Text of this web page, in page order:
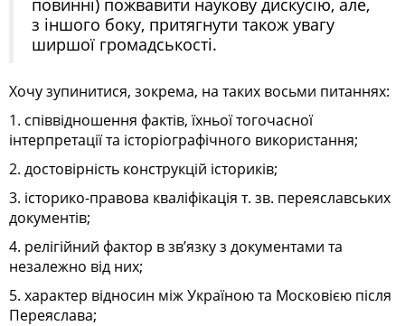
повинні) пожвавити наукову дискусію, але,
з іншого боку, притягнути також увагу
ширшої громадськості.
Хочу зупинитися, зокрема, на таких восьми питаннях:
1. співвідношення фактів, їхньої тогочасної
інтерпретації та історіографічного використання;
2. достовірність конструкцій істориків;
3. історико-правова кваліфікація т. зв. переяславських
документів;
4. релігійний фактор в зв’язку з документами та
незалежно від них;
5. характер відносин між Україною та Московією після
Переяслава;